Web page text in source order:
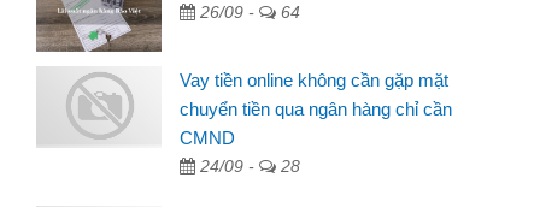
26/09 - 64
Vay tiền online không cần gặp mặt
chuyển tiền qua ngân hàng chỉ cần
CMND
24/09 - 28